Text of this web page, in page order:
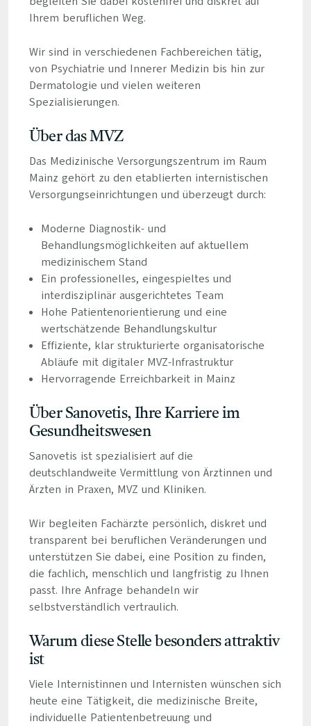
Ihrem beruflichen Weg.
Wir sind in verschiedenen Fachbereichen tätig,
von Psychiatrie und Innerer Medizin bis hin zur
Dermatologie und vielen weiteren
Spezialisierungen.
Über das MVZ
Das Medizinische Versorgungszentrum im Raum
Mainz gehört zu den etablierten internistischen
Versorgungseinrichtungen und überzeugt durch:
Moderne Diagnostik- und
Behandlungsmöglichkeiten auf aktuellem
medizinischem Stand
Ein professionelles, eingespieltes und
interdisziplinär ausgerichtetes Team
Hohe Patientenorientierung und eine
wertschätzende Behandlungskultur
Effiziente, klar strukturierte organisatorische
Abläufe mit digitaler MVZ-Infrastruktur
Hervorragende Erreichbarkeit in Mainz
Über Sanovetis, Ihre Karriere im
Gesundheitswesen
Sanovetis ist spezialisiert auf die
deutschlandweite Vermittlung von Ärztinnen und
Ärzten in Praxen, MVZ und Kliniken.
Wir begleiten Fachärzte persönlich, diskret und
transparent bei beruflichen Veränderungen und
unterstützen Sie dabei, eine Position zu finden,
die fachlich, menschlich und langfristig zu Ihnen
passt. Ihre Anfrage behandeln wir
selbstverständlich vertraulich.
Warum diese Stelle besonders attraktiv
ist
Viele Internistinnen und Internisten wünschen sich
heute eine Tätigkeit, die medizinische Breite,
individuelle Patientenbetreuung und